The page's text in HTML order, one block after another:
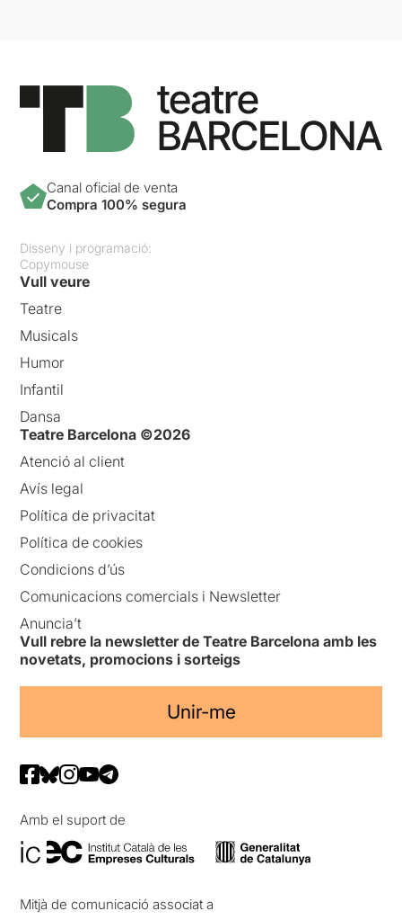
Canal oficial de venta
Compra 100% segura
Disseny i programació:
Copymouse
Vull veure
Teatre
Musicals
Humor
Infantil
Dansa
Teatre Barcelona ©2026
Atenció al client
Avís legal
Política de privacitat
Política de cookies
Condicions d’ús
Comunicacions comercials i Newsletter
Anuncia’t
Vull rebre la newsletter de Teatre Barcelona amb les
novetats, promocions i sorteigs
Unir-me
Amb el suport de
Mitjà de comunicació associat a